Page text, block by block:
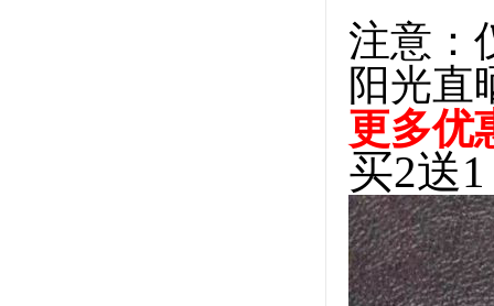
注意：
阳光直
更多优
买2